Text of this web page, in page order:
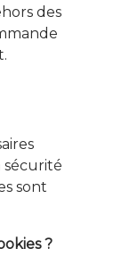
des
sécurité
sont
?